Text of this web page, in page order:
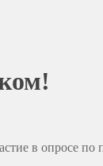
в опросе